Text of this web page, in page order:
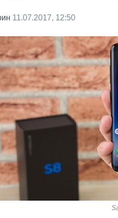
11.07.2017, 12:50